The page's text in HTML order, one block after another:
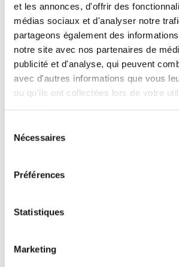
et les annonces, d'offrir des
médias sociaux et d'analyser notre
partageons également des
notre site avec nos partenaires de
publicité et d'analyse, qui peuvent
avec d'autres informations que vous
ou qu'ils ont collectées lors de votre
Nécessaires
Préférences
Statistiques
Marketing
Durée : 1 an.
Fournisseur : Google.
· gid
visiteur utilise le site internet.
Fournisseur : Google.
But : Utilisé par Google Analytics